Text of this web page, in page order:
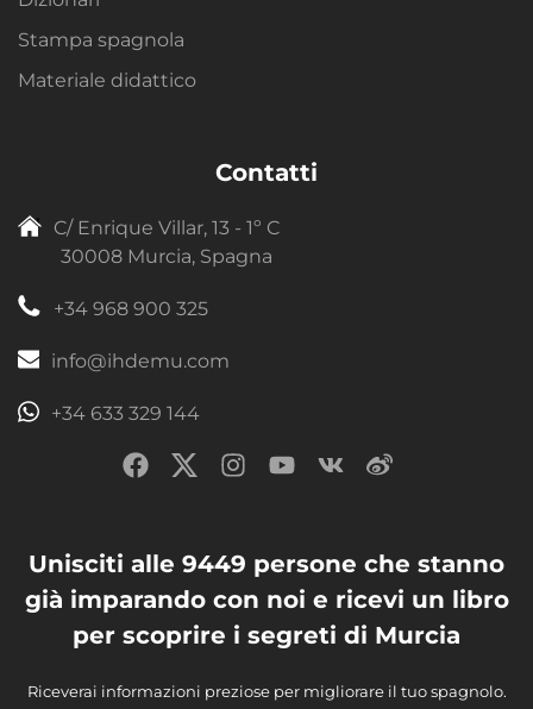
Stampa spagnola
Materiale didattico
Contatti
C/ Enrique Villar, 13 - 1º C
30008 Murcia, Spagna
+34 968 900 325
info@ihdemu.com
+34 633 329 144
Unisciti alle 9449 persone che stanno
già imparando con noi e ricevi un libro
per scoprire i segreti di Murcia
Riceverai informazioni preziose per migliorare il tuo spagnolo.